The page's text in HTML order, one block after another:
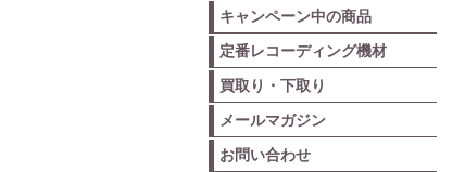
キャンペーン中の商品
定番レコーディング機材
買取り・下取り
メールマガジン
お問い合わせ